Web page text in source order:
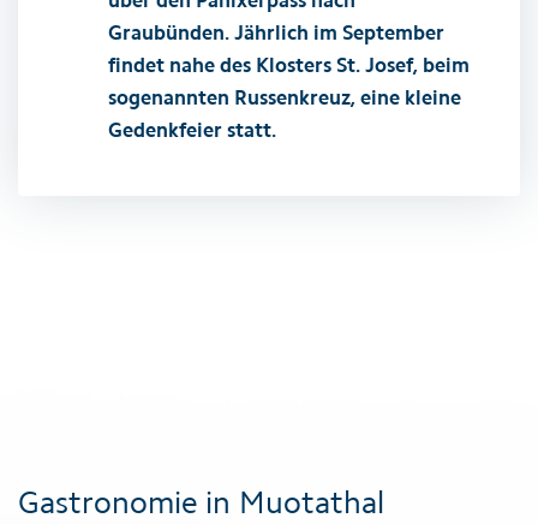
Graubünden. Jährlich im September
findet nahe des Klosters St. Josef, beim
sogenannten Russenkreuz, eine kleine
Gedenkfeier statt.
Gastronomie in Muotathal